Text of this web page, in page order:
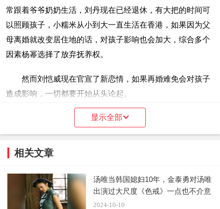
常跟着爷爷奶奶生活，刘丹现在已经退休，有大把的时间可
以照顾孩子，小糯米从小到大一直生活在香港，如果因为父
母离婚就改变居住地的话，对孩子影响也会加大，综合多个
因素杨幂选择了放弃抚养权。
然而刘恺威现在官宣了新恋情，如果再婚难免会对孩子
造成影响，一切都要开始从头论起。
8月4日，有知情人曝杨幂已经拿到了女儿的抚养权，小
糯米九月份将回北京上学，目前正在办理手续中，以后她们
母女俩就居住在一起了。
显示全部
相关文章
汤唯当韩国媳妇10年，金泰勇对汤唯
出演过大尺度《色戒》一点也不介意
2024-10-10